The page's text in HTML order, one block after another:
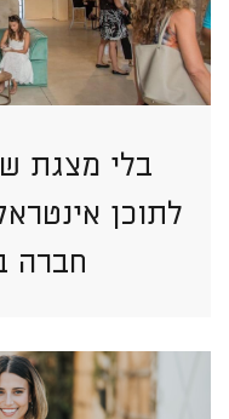
בלי מצגת
לתוכן
חברה